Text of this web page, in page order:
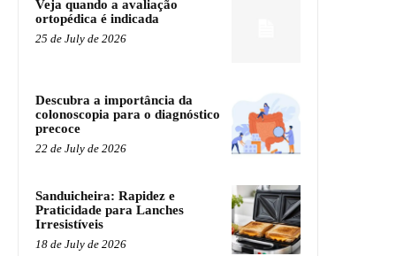
Veja quando a avaliação
ortopédica é indicada
25 de July de 2026
Descubra a importância da
colonoscopia para o diagnóstico
precoce
22 de July de 2026
Sanduicheira: Rapidez e
Praticidade para Lanches
Irresistíveis
18 de July de 2026